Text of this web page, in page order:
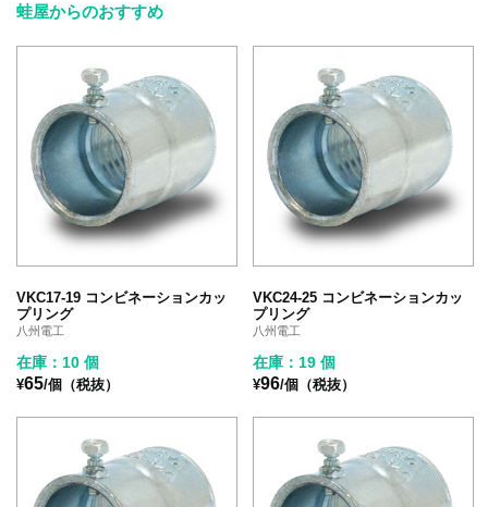
蛙屋からのおすすめ
VKC17-19 コンビネーションカッ
プリング
八州電工
在庫：10 個
¥65/個（税抜）
VKC24-25 コンビネーションカッ
プリング
八州電工
在庫：19 個
¥96/個（税抜）